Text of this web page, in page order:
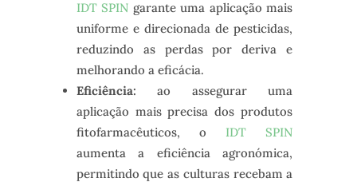
IDT SPIN garante uma aplicação mais
uniforme e direcionada de pesticidas,
reduzindo as perdas por deriva e
melhorando a eficácia.
Eficiência: ao assegurar uma
aplicação mais precisa dos produtos
fitofarmacêuticos, o IDT SPIN
aumenta a eficiência agronómica,
permitindo que as culturas recebam a